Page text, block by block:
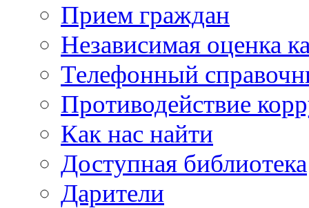
Прием граждан
Независимая оценка
Телефонный
Противодействие
Как нас найти
Доступная библиотека
Дарители